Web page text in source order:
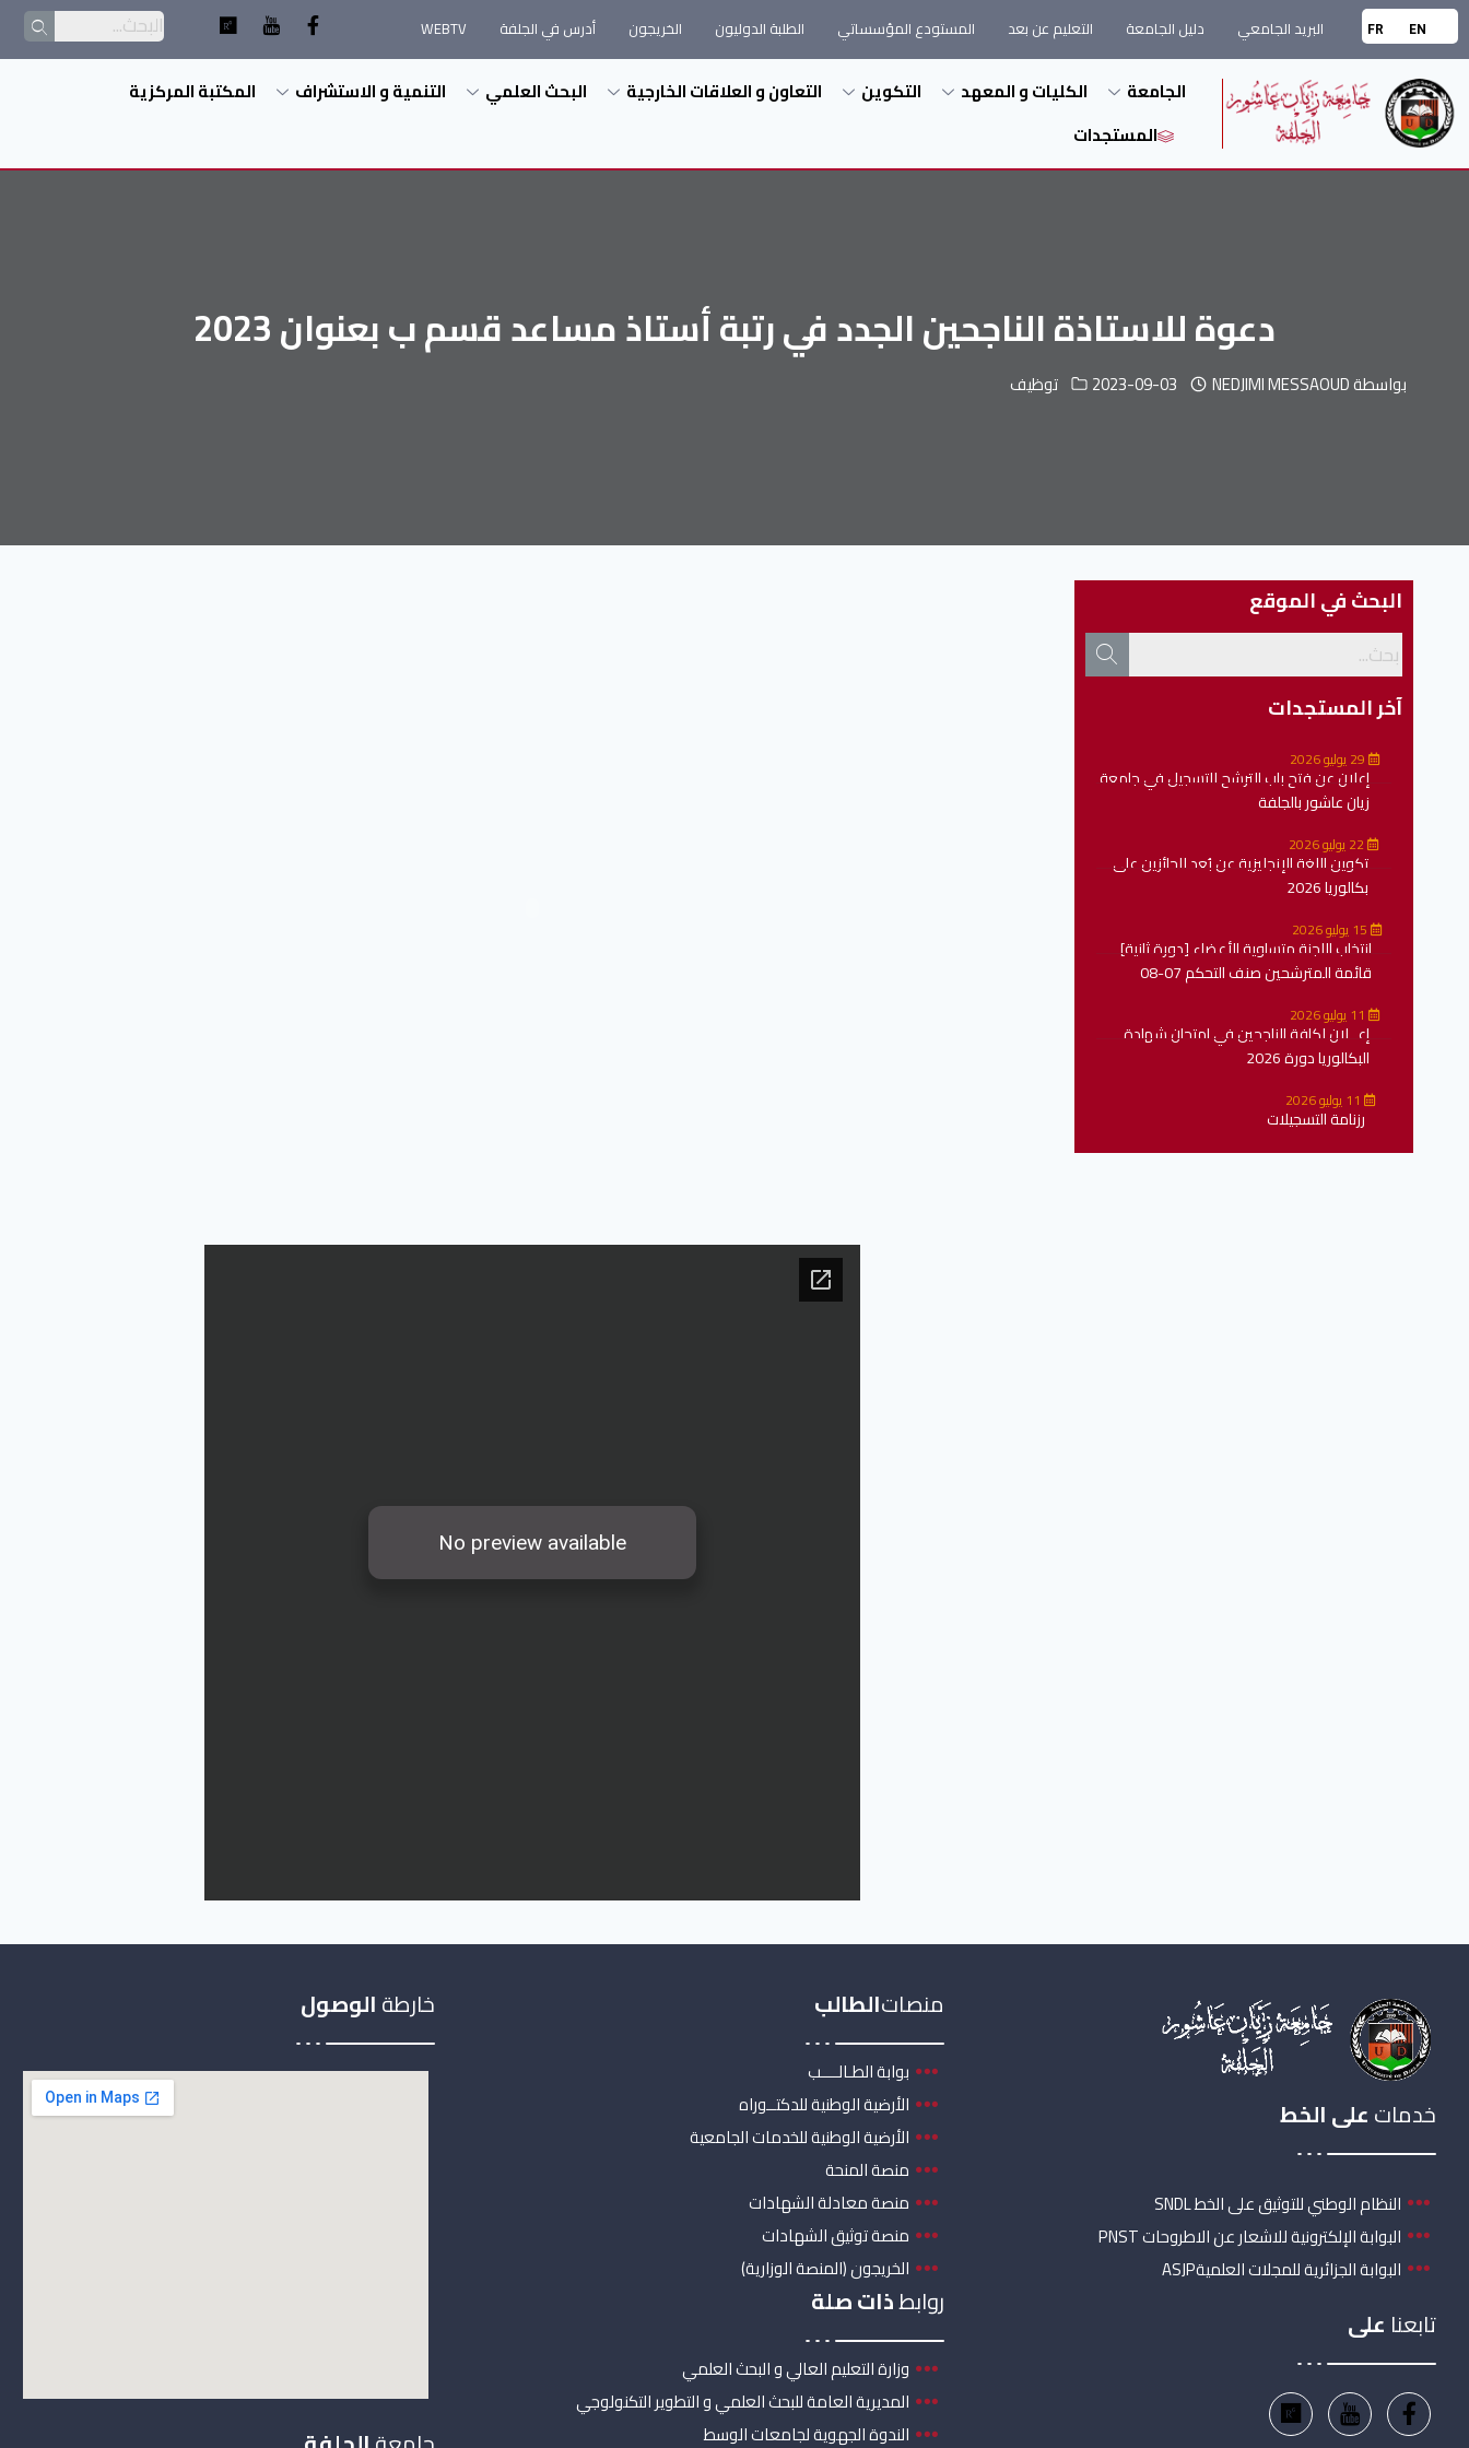
EN
FR البريد الجامعي دليل الجامعة التعليم عن بعد المستودع المؤسساتي الطلبة الدوليون الخريجون أدرس في الجلفة WEBTV
الجامعة الكليات و المعهد التكوين التعاون و العلاقات الخارجية البحث العلمي التنمية و الاستشراف
المكتبة المركزية
المستجدات
دعوة للاستاذة الناجحين الجدد في رتبة أستاذ مساعد قسم ب بعنوان 2023
بواسطةNEDJIMI MESSAOUD
2023-09-03 توظيف
البحث في الموقع
آخر المستجدات
إعلان عن فتح باب الترشح للتسجيل في جامعة
زيان عاشور بالجلفة
تكوين اللغة الإنجليزية عن بُعد للحائزين على
بكالوريا 2026
انتخاب اللجنة متساوية الأعضاء [دورة ثانية]
قائمة المترشحين صنف التحكم 07-08
إعــلان لكافة الناجحين في امتحان شهادة
البكالوريا دورة 2026
رزنامة التسجيلات
خدماتعلى الخط
النظام الوطني للتوثيق على الخط SNDL
البوابة الإلكترونية للاشعار عن الاطروحات PNST
البوابة الجزائرية للمجلات العلميةASJP
تابعنا على
منصاتالطالب
بوابة الطـالــــب
الأرضية الوطنية للدكتــوراه
الأرضية الوطنية للخدمات الجامعية
منصة المنحة
منصة معادلة الشهادات
منصة توثيق الشهادات
الخريجون (المنصة الوزارية)
روابطذات صلة
وزارة التعليم العالي و البحث العلمي
المديرية العامة للبحث العلمي و التطوير التكنولوجي
الندوة الجهوية لجامعات الوسط
خارطةالوصول